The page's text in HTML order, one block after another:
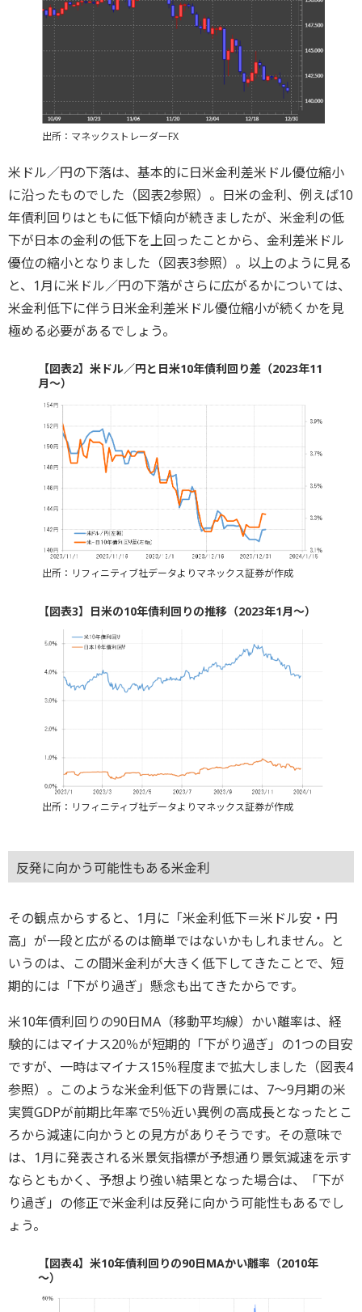
出所：マネックストレーダーFX
米ドル／円の下落は、基本的に日米金利差米ドル優位縮小
に沿ったものでした（図表2参照）。日米の金利、例えば10
年債利回りはともに低下傾向が続きましたが、米金利の低
下が日本の金利の低下を上回ったことから、金利差米ドル
優位の縮小となりました（図表3参照）。以上のように見る
と、1月に米ドル／円の下落がさらに広がるかについては、
米金利低下に伴う日米金利差米ドル優位縮小が続くかを見
極める必要があるでしょう。
【図表2】米ドル／円と日米10年債利回り差（2023年11
月～）
出所：リフィニティブ社データよりマネックス証券が作成
【図表3】日米の10年債利回りの推移（2023年1月～）
出所：リフィニティブ社データよりマネックス証券が作成
反発に向かう可能性もある米金利
その観点からすると、1月に「米金利低下＝米ドル安・円
高」が一段と広がるのは簡単ではないかもしれません。と
いうのは、この間米金利が大きく低下してきたことで、短
期的には「下がり過ぎ」懸念も出てきたからです。
米10年債利回りの90日MA（移動平均線）かい離率は、経
験的にはマイナス20％が短期的「下がり過ぎ」の1つの目安
ですが、一時はマイナス15％程度まで拡大しました（図表4
参照）。このような米金利低下の背景には、7～9月期の米
実質GDPが前期比年率で5％近い異例の高成長となったとこ
ろから減速に向かうとの見方がありそうです。その意味で
は、1月に発表される米景気指標が予想通り景気減速を示す
ならともかく、予想より強い結果となった場合は、「下が
り過ぎ」の修正で米金利は反発に向かう可能性もあるでし
ょう。
【図表4】米10年債利回りの90日MAかい離率（2010年
～）